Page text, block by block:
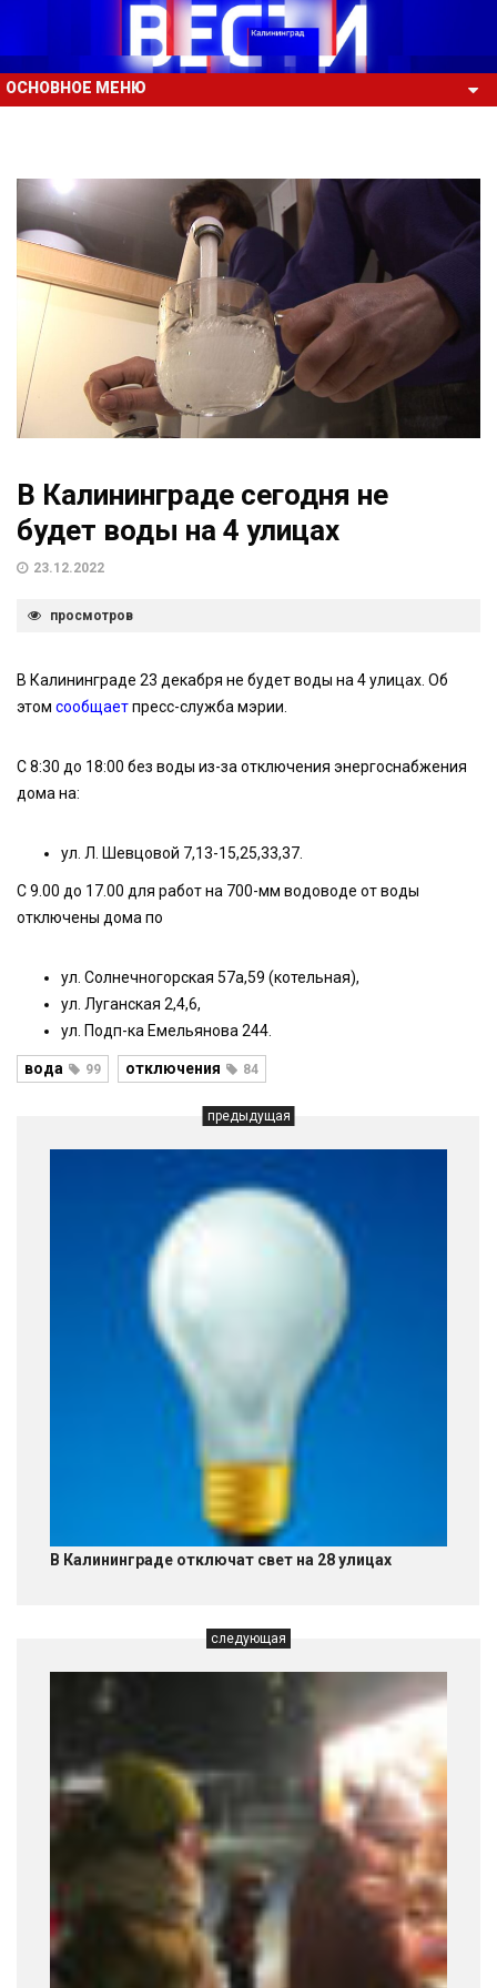
ОСНОВНОЕ МЕНЮ
В Калининграде сегодня не
будет воды на 4 улицах
23.12.2022
просмотров
В Калининграде 23 декабря не будет воды на 4 улицах. Об
этом сообщаетпресс-служба мэрии.
С 8:30 до 18:00 без воды из-за отключения энергоснабжения
дома на:
ул. Л. Шевцовой 7,13-15,25,33,37.
С 9.00 до 17.00 для работ на 700-мм водоводе от воды
отключены дома по
ул. Солнечногорская 57а,59 (котельная),
ул. Луганская 2,4,6,
ул. Подп-ка Емельянова 244.
вода 99 отключения 84
предыдущая
В Калининграде отключат свет на 28 улицах
следующая